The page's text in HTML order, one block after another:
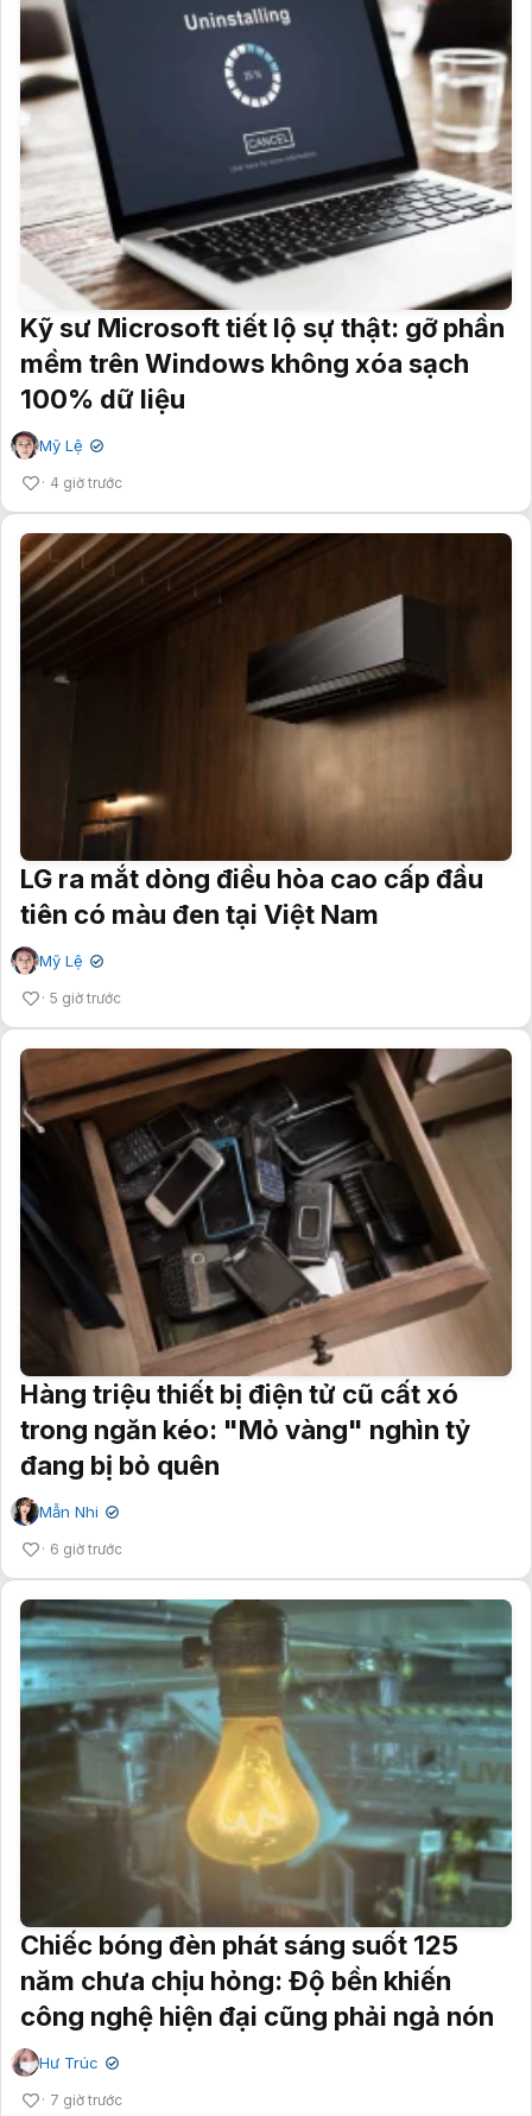
Kỹ sư Microsoft tiết lộ sự thật: gỡ phần
mềm trên Windows không xóa sạch
100% dữ liệu
Mỹ Lệ ✔
4 giờ trước
LG ra mắt dòng điều hòa cao cấp đầu
tiên có màu đen tại Việt Nam
Mỹ Lệ ✔
5 giờ trước
Hàng triệu thiết bị điện tử cũ cất xó
trong ngăn kéo: "Mỏ vàng" nghìn tỷ
đang bị bỏ quên
Mẫn Nhi ✔
6 giờ trước
Chiếc bóng đèn phát sáng suốt 125
năm chưa chịu hỏng: Độ bền khiến
công nghệ hiện đại cũng phải ngả nón
Hư Trúc ✔
7 giờ trước